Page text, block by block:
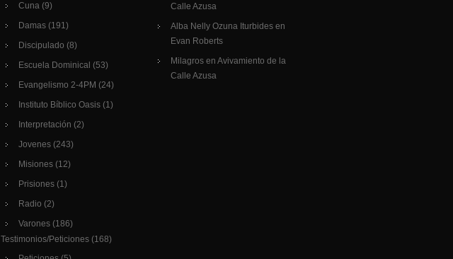
Cuna (9)
Damas (191)
Discipulado (8)
Escuela Dominical (53)
Evangelismo 2-4PM (24)
Instituto Bíblico Oasis (1)
Interpretación (2)
Jovenes (243)
Misiones (12)
Prisiones (1)
Radio (2)
Varones (186)
Testimonios/Peticiones (168)
Calle Azusa
Alba Nelly Ozuna Iturbides en
Evan Roberts
Milagros en Avivamiento de la
Calle Azusa